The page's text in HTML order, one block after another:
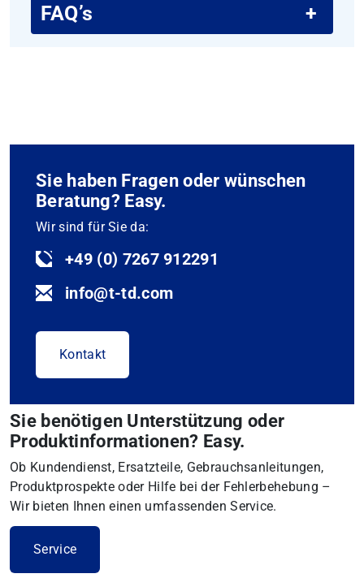
FAQ’s +
Sie haben Fragen oder wünschen
Beratung? Easy.
Wir sind für Sie da:
+49 (0) 7267 912291
info@t-td.com
Kontakt
Sie benötigen Unterstützung oder
Produktinformationen? Easy.
Ob Kundendienst, Ersatzteile, Gebrauchsanleitungen,
Produktprospekte oder Hilfe bei der Fehlerbehebung –
Wir bieten Ihnen einen umfassenden Service.
Service